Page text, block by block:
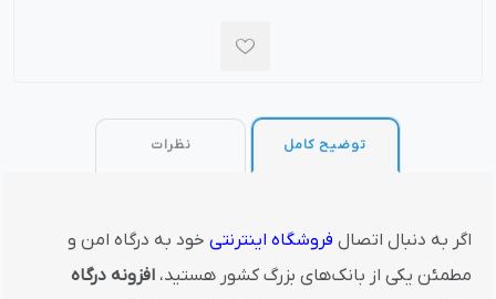
توضیح کامل نظرات
اگر به دنبال اتصال فروشگاه اینترنتی خود به درگاه امن و
مطمئن یکی از بانک‌های بزرگ کشور هستید، افزونه درگاه